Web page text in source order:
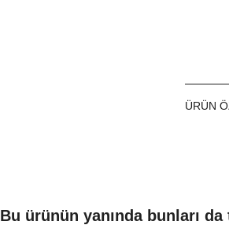
ÜRÜN
Bu ürünün yanında bunları